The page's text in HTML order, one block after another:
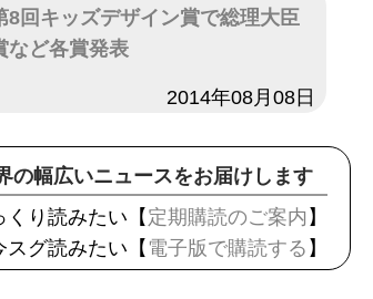
8回キッズデザイン賞で総理大臣
など各賞発表
2014年08月08日
の幅広いニュースをお届けします
くり読みたい【 定期購読のご案内 】
スグ読みたい【 電子版で購読する 】